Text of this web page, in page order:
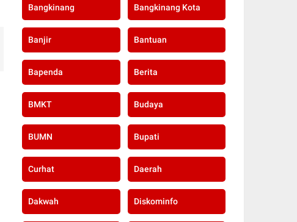
Bangkinang Bangkinang Kota
Banjir Bantuan
Bapenda Berita
BMKT Budaya
BUMN Bupati
Curhat Daerah
Dakwah Diskominfo